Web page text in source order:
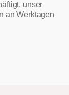
unser
an Werktagen